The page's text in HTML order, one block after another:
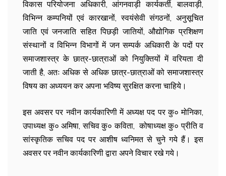
विकास परियोजना अधिकारी, आंगनवाड़ी कार्यकर्ती, बालवाड़ी,
विभिन्न कम्पनियों एवं कारखानों, स्वयंसेवी संगठनों, अनुसूचित
जाति एवं जनजाति सहित पिछड़ी जातियों, औद्योगिक प्रशिक्षण
संस्थानों व विभिन्न विभागों में जन सम्पर्क अधिकारी के पदों पर
समाजशास्त्र के छात्र-छात्राओं को नियुक्तियों में वरियता दी
जाती है, अतः अधिक से अधिक छात्र-छात्राओं को समाजशास्त्र
विषय का अध्ययन कर अपना भविष्य सुरक्षित करना चाहिये।
इस अवसर पर नवीन कार्यकारिणी में अध्यक्ष पद पर कु० मोनिका,
उपाध्यक्ष कु० अमिषा, सचिव कु० कविता, कोषाध्यक्ष कु० प्रीति व
सांस्कृतिक सचिव पद पर आशीष ध्वनिमत से चुने गये हैं। इस
अवसर पर नवीन कार्यकारिणी द्वारा अपने विचार रखे गये।